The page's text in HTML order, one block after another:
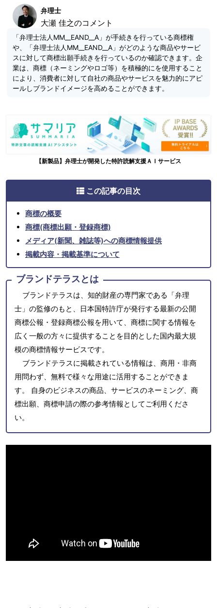
弁理士
大瀬 佳之のコメント
「弁理士法人MM__EAND__A」が手続きを行っている商標権
や、「弁理士法人MM__EAND__A」がどのような商品やサービ
スに対して商標出願手続きを行っているのか確認できます。企
業は、商標（ネーミングやロゴ等）を積極的にを使用すること
により、消費者に対して自社の商品やサービスを魅力的にアピ
ールしブランドイメージを高めることができます。
【新製品】弁理士が開発した特許読解支援ＡＩサービス
この記事の目次
商標の概要
商標(商標出願・登録商標)
メディア(新聞、雑誌等)への商標情報提供
掲載内容・掲載基準について
ブランドテラスとは
ブランドテラスは、知的財産の専門家である「弁理
士」の監修のもと、日本国特許庁が発行する最新の公開
商標公報・登録商標公報を用いて、商標に関する情報を
広く一般の方々に提供することを目的とした国内最大規
模の商標情報サービスです。
ブランドテラスに掲載されている情報は、商用・非商
用問わず、無料で様々な用途に活用することができま
す。 自身のビジネスの商品、サービスのネーミング、商
標出願、商標申請の際の参考情報としてご利用くださ
い。